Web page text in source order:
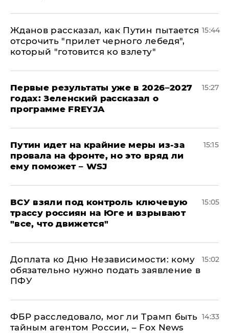
Жданов рассказал, как Путин пытается
отсрочить "прилет черного лебедя",
который "готовится ко взлету"
15:44
Первые результаты уже в 2026–2027
годах: Зеленский рассказал о
программе FREYJA
15:27
Путин идет на крайние меры из-за
провала на фронте, но это вряд ли
ему поможет – WSJ
15:15
ВСУ взяли под контроль ключевую
трассу россиян на Юге и взрывают
"все, что движется"
15:05
Доплата ко Дню Независимости: кому
обязательно нужно подать заявление в
ПФУ
15:02
ФБР расследовало, мог ли Трамп быть
тайным агентом России, – Fox News
14:33